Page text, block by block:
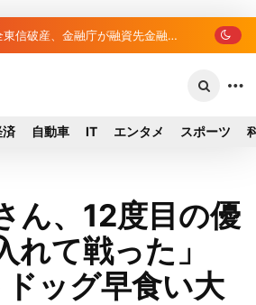
東信破産、金融庁が融資先金融機
破産した全東信、債権者63金融
済 自動車 IT エンタメ スポーツ
ん、12度目の優
れて戦った」
ッグ早食い大